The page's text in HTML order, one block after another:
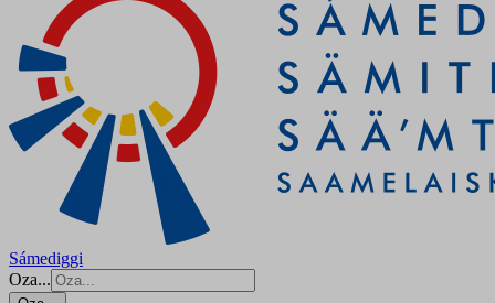
Sámediggi
Oza...